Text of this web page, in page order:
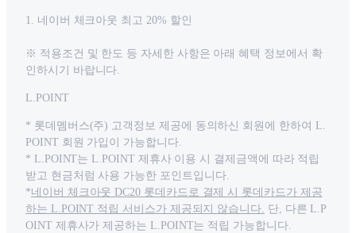
1. 네이버 체크아웃 최고 20% 할인
※ 적용조건 및 한도 등 자세한 사항은 아래 혜택 정보에서 확
인하시기 바랍니다.
L.POINT
* 롯데멤버스(주) 고객정보 제공에 동의하신 회원에 한하여 L.
POINT 회원 가입이 가능합니다.
* L.POINT는 L.POINT 제휴사 이용 시 결제금액에 따라 적립
받고 현금처럼 사용 가능한 포인트입니다.
*네이버 체크아웃 DC20 롯데카드로 결제 시 롯데카드가 제공
하는 L.POINT 적립 서비스가 제공되지 않습니다. 단, 다른 L.P
OINT 제휴사가 제공하는 L.POINT는 적립 가능합니다.